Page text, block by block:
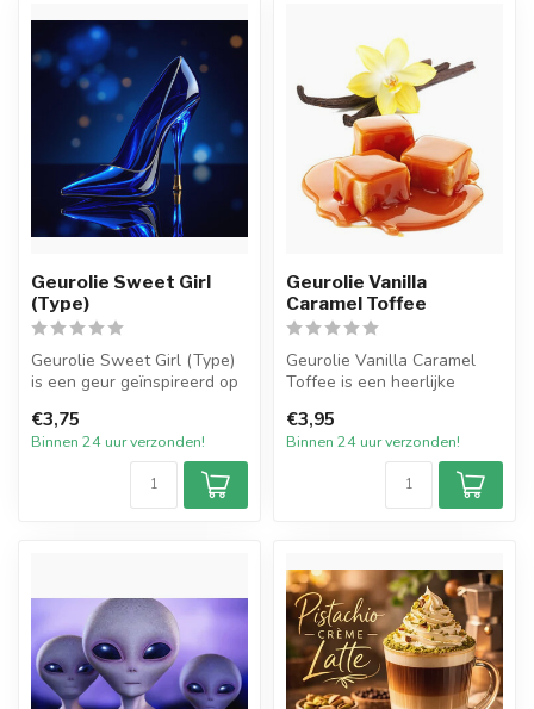
Geurolie Sweet Girl
(Type)
Geurolie Sweet Girl (Type)
is een geur geïnspireerd op
geu...
€3,75
Binnen 24 uur verzonden!
Geurolie Vanilla
Caramel Toffee
Geurolie Vanilla Caramel
Toffee is een heerlijke
karam...
€3,95
Binnen 24 uur verzonden!